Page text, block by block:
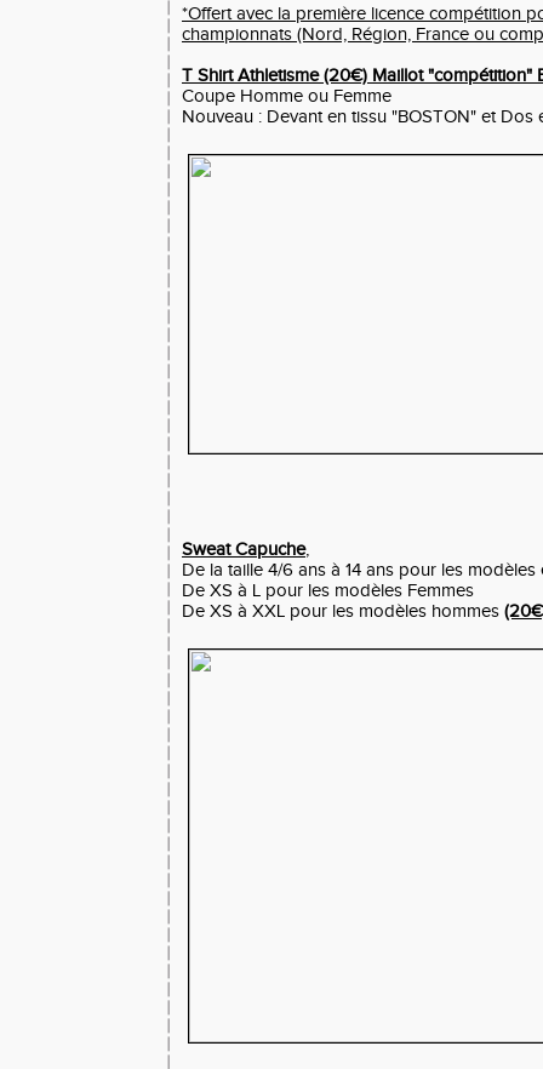
*Offert avec la première licence compétition
championnats (Nord, Région, France ou
T Shirt Athletisme (20€) Maillot "compétition"
Coupe Homme ou Femme
Nouveau : Devant en tissu "BOSTON" et Dos
Sweat Capuche,
De la taille 4/6 ans à 14 ans pour les modèles
De XS à L pour les modèles Femmes
De XS à XXL pour les modèles hommes